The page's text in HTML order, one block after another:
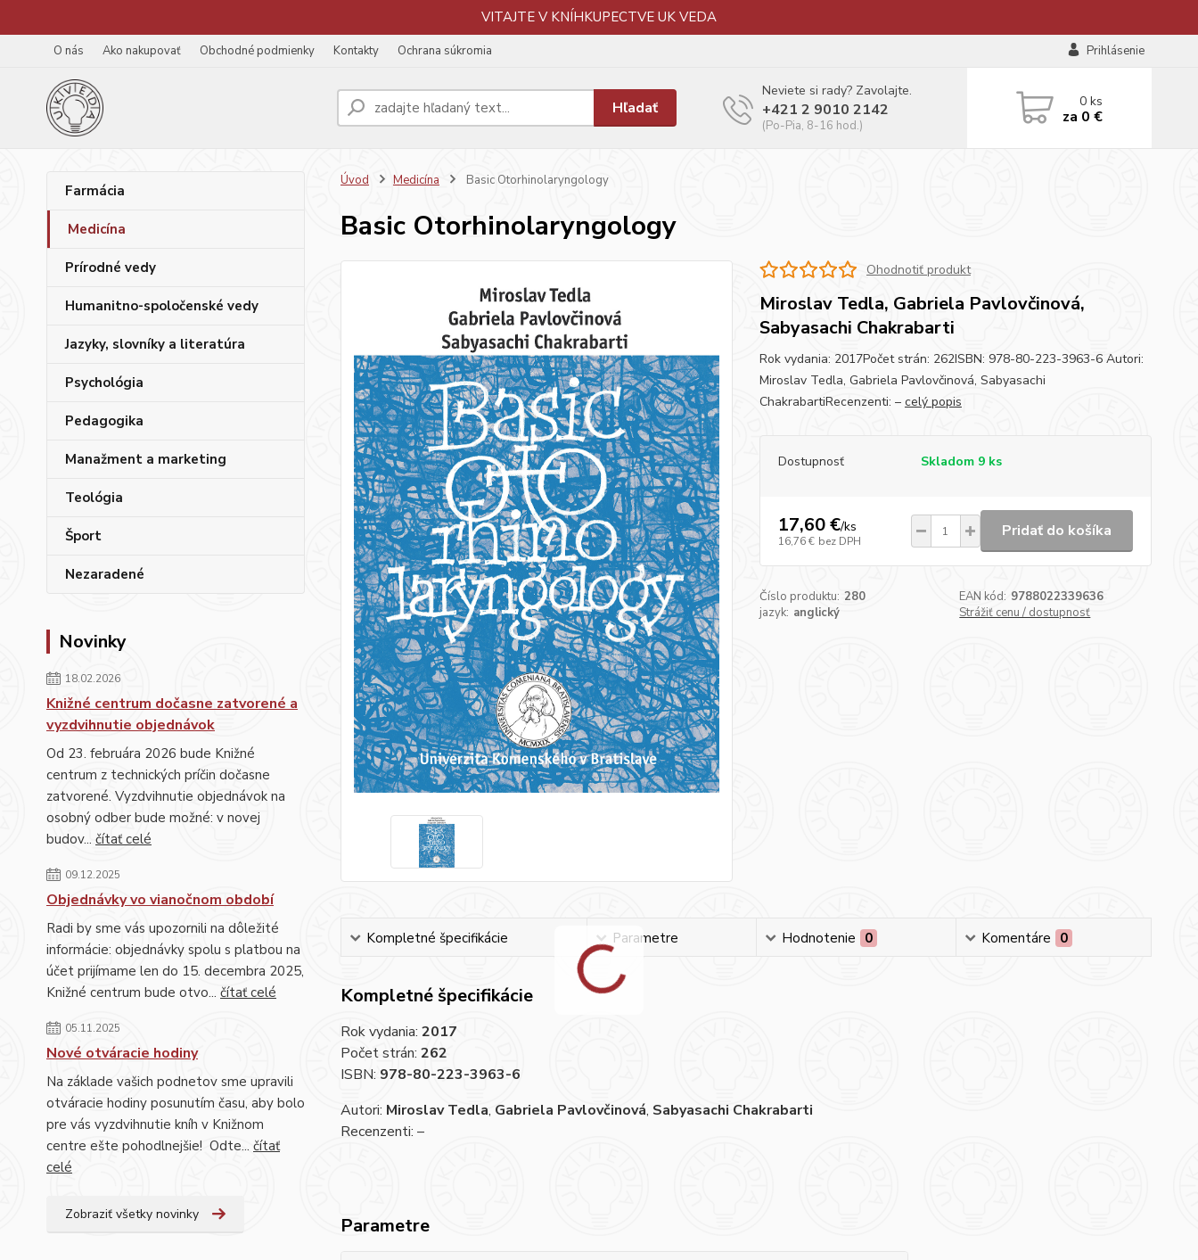
VITAJTE V KNÍHKUPECTVE UK VEDA
O nás Ako nakupovať Obchodné podmienky Kontakty Ochrana súkromia Prihlásenie
Hľadať
Neviete si rady? Zavolajte.
+421 2 9010 2142
(Po-Pia, 8-16 hod.)
0ks
za 0 €
Farmácia
Medicína
Prírodné vedy
Humanitno-spoločenské vedy
Jazyky, slovníky a literatúra
Psychológia
Pedagogika
Manažment a marketing
Teológia
Šport
Nezaradené
Novinky
18.02.2026
Knižné centrum dočasne zatvorené a
vyzdvihnutie objednávok
Od 23. februára 2026 bude Knižné
centrum z technických príčin dočasne
zatvorené. Vyzdvihnutie objednávok na
osobný odber bude možné: v novej
budov... čítať celé
09.12.2025
Objednávky vo vianočnom období
Radi by sme vás upozornili na dôležité
informácie: objednávky spolu s platbou na
účet prijímame len do 15. decembra 2025,
Knižné centrum bude otvo... čítať celé
05.11.2025
Nové otváracie hodiny
Na základe vašich podnetov sme upravili
otváracie hodiny posunutím času, aby bolo
pre vás vyzdvihnutie kníh v Knižnom
centre ešte pohodlnejšie! Odte... čítať
celé
Zobraziť všetky novinky
Úvod Medicína Basic Otorhinolaryngology
Basic Otorhinolaryngology
Ohodnotiť produkt
Miroslav Tedla, Gabriela Pavlovčinová,
Sabyasachi Chakrabarti
Rok vydania: 2017Počet strán: 262ISBN: 978-80-223-3963-6 Autori:
Miroslav Tedla, Gabriela Pavlovčinová, Sabyasachi
ChakrabartiRecenzenti: – celý popis
Dostupnosť Skladom 9 ks
17,60 €/ks
16,76 € bez DPH
Pridať do košíka
Číslo produktu: 280 EAN kód: 9788022339636
jazyk: anglický Strážiť cenu / dostupnosť
Kompletné špecifikácie Parametre Hodnotenie 0 Komentáre 0
Kompletné špecifikácie
Rok vydania: 2017
Počet strán: 262
ISBN: 978-80-223-3963-6
Autori: Miroslav Tedla, Gabriela Pavlovčinová, Sabyasachi Chakrabarti
Recenzenti: –
Parametre